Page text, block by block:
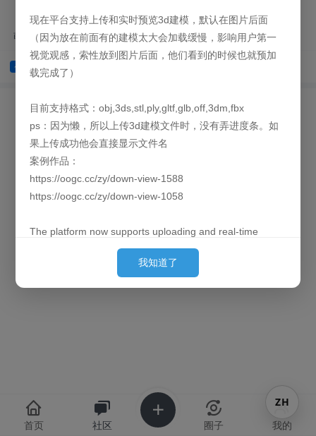
萌新问答 资源下载
公告 资源中心OB积分策略调整
现在平台支持上传和实时预览3d建模，默认在图片后面
（因为放在前面有的建模太大会加载缓慢，影响用户第一
视觉观感，索性放到图片后面，他们看到的时候也就预加
载完成了）
目前支持格式：obj,3ds,stl,ply,gltf,glb,off,3dm,fbx
ps：因为懒，所以上传3d建模文件时，没有弄进度条。如
果上传成功他会直接显示文件名
案例作品：
https://oogc.cc/zy/down-view-1588
https://oogc.cc/zy/down-view-1058
The platform now supports uploading and real-time
previews of 3D models. By default, they are loaded
behind the images. (Since placing them first can cause
P.S. Out of laziness, there is no progress bar when
uploading 3D model files. Once the upload is successful,
the filename will be displayed directly.
我知道了
首页 社区 圈子 我的
ZH